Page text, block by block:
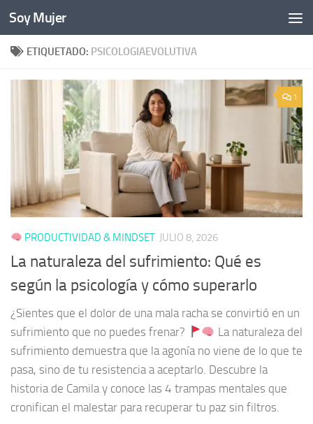
Bajo el contenido
Soy Mujer
ETIQUETADO: PSICOLOGIAEVOLUTIVA
1
PRODUCTIVIDAD & MINDSET JULIO 8, 2026
La naturaleza del sufrimiento: Qué es
según la psicología y cómo superarlo
¿Sientes que el dolor de una mala racha se convirtió en un
sufrimiento que no puedes frenar?
La naturaleza del
sufrimiento demuestra que la agonía no viene de lo que te
pasa, sino de tu resistencia a aceptarlo. Descubre la
historia de Camila y conoce las 4 trampas mentales que
cronifican el malestar para recuperar tu paz sin filtros.